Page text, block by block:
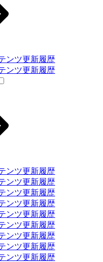
ンツ更新履歴
ンツ更新履歴
ンツ更新履歴
ンツ更新履歴
ンツ更新履歴
ンツ更新履歴
ンツ更新履歴
ンツ更新履歴
ンツ更新履歴
ンツ更新履歴
ンツ更新履歴